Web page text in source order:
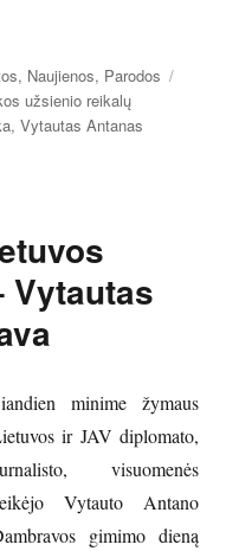
, Naujienos, Parodos
užsienio reikalų
,Vytautas Antanas
Vytautas
minime žymaus
ir JAV diplomato,
visuomenės
Vytauto Antano
gimimo dieną